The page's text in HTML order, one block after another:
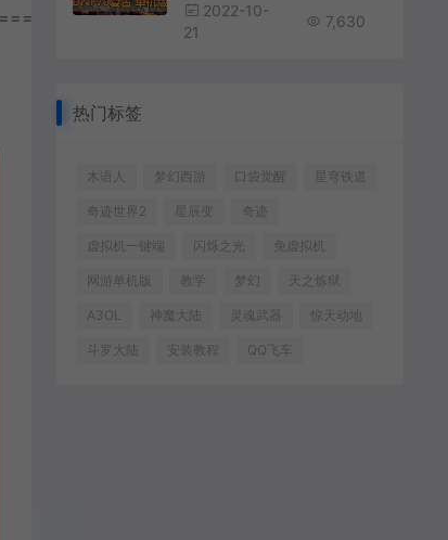
2022-10-
21
7,630
热门标签
木语人 梦幻西游 口袋觉醒 星穹铁道
奇迹世界2 星辰变 奇迹
虚拟机一键端 闪烁之光 免虚拟机
网游单机版 教学 梦幻 天之炼狱
A3OL 神魔大陆 灵魂武器 惊天动地
斗罗大陆 安装教程 QQ飞车